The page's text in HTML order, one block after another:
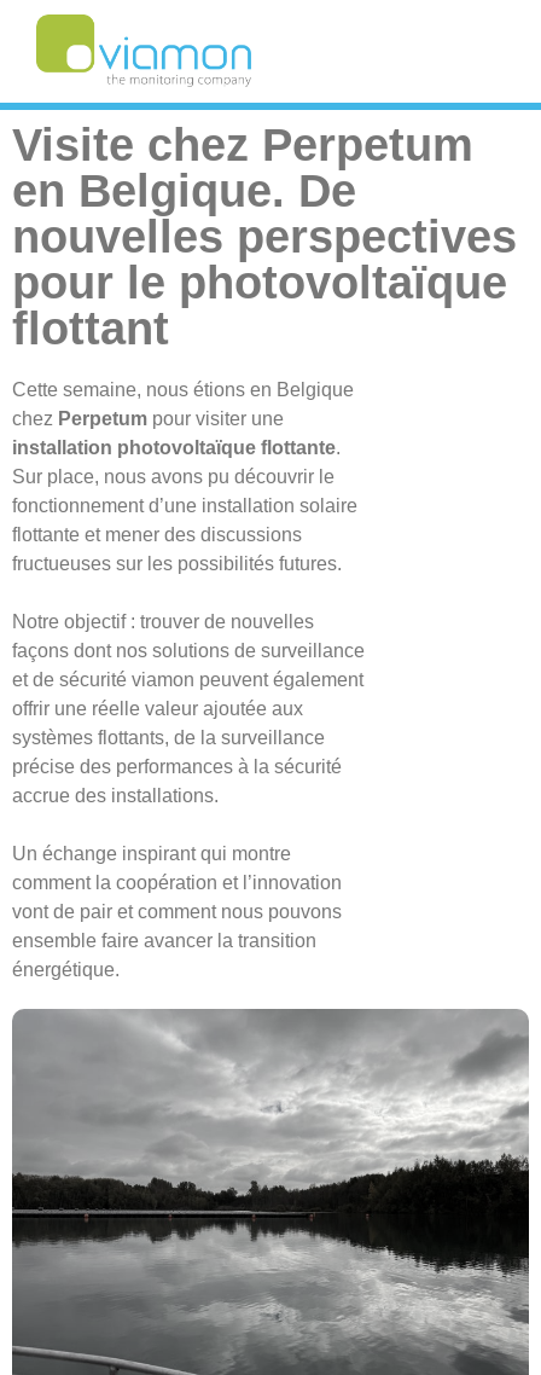
Visite chez Perpetum
en Belgique. De
nouvelles perspectives
pour le photovoltaïque
flottant
Cette semaine, nous étions en Belgique
chez Perpetum pour visiter une
installation photovoltaïque flottante.
Sur place, nous avons pu découvrir le
fonctionnement d’une installation solaire
flottante et mener des discussions
fructueuses sur les possibilités futures.
Notre objectif : trouver de nouvelles
façons dont nos solutions de surveillance
et de sécurité viamon peuvent également
offrir une réelle valeur ajoutée aux
systèmes flottants, de la surveillance
précise des performances à la sécurité
accrue des installations.
Un échange inspirant qui montre
comment la coopération et l’innovation
vont de pair et comment nous pouvons
ensemble faire avancer la transition
énergétique.